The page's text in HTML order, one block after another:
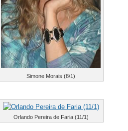
Simone Morais (8/1)
Orlando Pereira de Faria (11/1)